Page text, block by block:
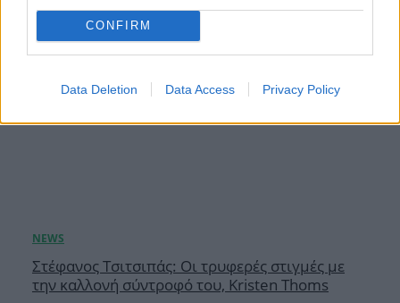
CONFIRM
Data Deletion Data Access Privacy Policy
Στέφανος Τσιτσιπάς: Οι τρυφερές στιγμές με
την καλλονή σύντροφό του, Kristen Thoms